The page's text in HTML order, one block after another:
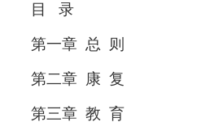
目 录
第一章 总 则
第二章 康 复
第三章 教 育